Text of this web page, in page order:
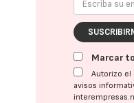
Marcar
Autorizo
avisos